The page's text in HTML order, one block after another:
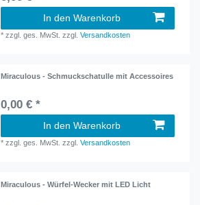
In den Warenkorb
*zzgl. ges. MwSt. zzgl.Versandkosten
Miraculous - Schmuckschatulle mit Accessoires
0,00 € *
In den Warenkorb
*zzgl. ges. MwSt. zzgl.Versandkosten
Miraculous - Würfel-Wecker mit LED Licht